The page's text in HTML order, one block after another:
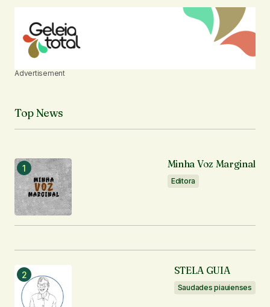
Advertisement
Top News
Minha Voz Marginal
Editora
STELA GUIA
Saudades piauienses